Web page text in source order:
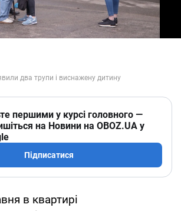
першими у курсі головного —
на Новини на OBOZ.UA у
Підписатися
в квартирі